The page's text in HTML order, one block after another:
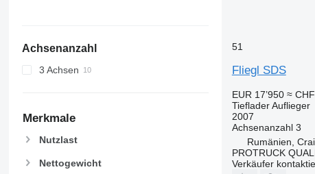
Achsenanzahl
3 Achsen
Merkmale
Nutzlast
Nettogewicht
51
Fliegl SDS
EUR 17’950 ≈
Tieflader Auflieger
2007
Achsenanzahl 3
Rumänien,
PROTRUCK
Verkäufer